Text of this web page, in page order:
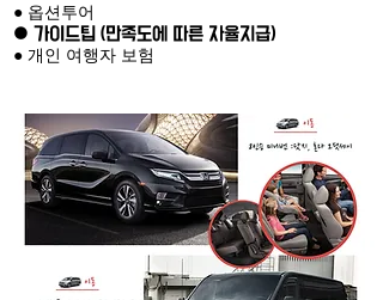
● 옵션투어
● 가이드팁 (만족도에 따른 자율지급)
● 개인 여행자 보험